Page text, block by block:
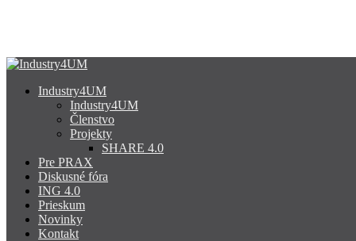
content
search
Menu
Industry4UM
Industry4UM
Členstvo
Projekty
SHARE 4.0
Pre PRAX
Diskusné fóra
ING 4.0
Prieskum
Novinky
Kontakt